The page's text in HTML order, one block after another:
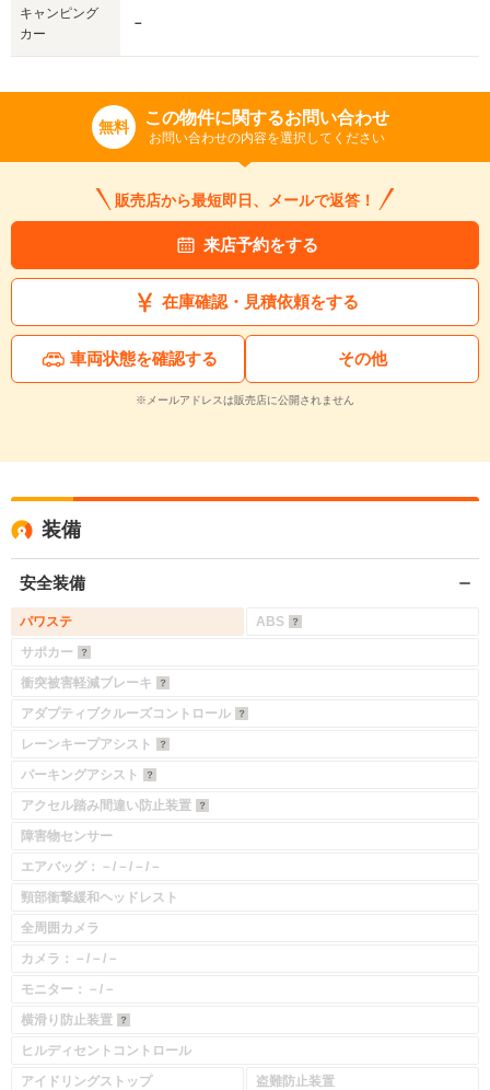
キャンピング
カー
－
無料 この物件に関するお問い合わせ
お問い合わせの内容を選択してください
販売店から最短即日、メールで返答！
来店予約をする
在庫確認・見積依頼をする
車両状態を確認する その他
※メールアドレスは販売店に公開されません
装備
安全装備
パワステ
ABS
サポカー
衝突被害軽減ブレーキ
アダプティブクルーズコントロール
レーンキープアシスト
パーキングアシスト
アクセル踏み間違い防止装置
障害物センサー
エアバッグ：－/－/－/－
頸部衝撃緩和ヘッドレスト
全周囲カメラ
カメラ：－/－/－
モニター：－/－
横滑り防止装置
ヒルディセントコントロール
アイドリングストップ
盗難防止装置